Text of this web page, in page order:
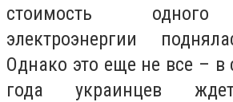
стоимость одного
электроэнергии
Однако это еще не все – в
года украинцев